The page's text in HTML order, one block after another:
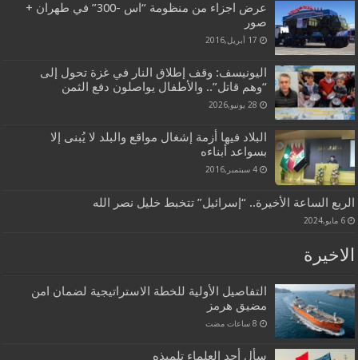
عرض اجزاء من منظومة “اس -300” في طهران +
صور
17 أبريل,2016
اليونيسف: وقف إطلاق النار في غزة تحول إلى
“وهم قاتل”.. والأطفال يواصلون دفع الثمن
28 يونيو,2026
البلاد فيها أزمة إشغال مواقع والبلد لا يُبنى إلا
بسواعد أبناءه
4 سبتمبر,2016
الربع الساعة الأخيرة.. “إسرائيل” تتخبط خليل نصر الله
6 مايو,2024
الاخيرة
التفاصيل الأولية للخطة الاستراتيجية لضمان امن
مضيق هرمز
سأل أحد العلماء تلميذه